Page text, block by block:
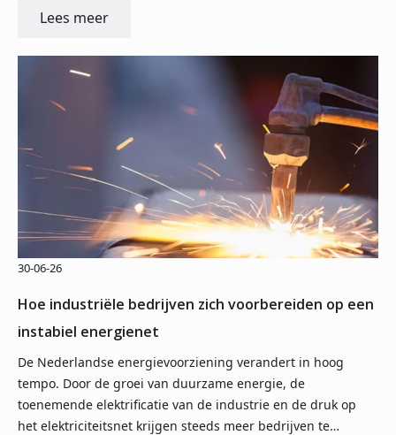
Lees meer
Hoe industriële bedrijven zich voorbereiden op een
instabiel energienet
30-06-26
De Nederlandse energievoorziening verandert in hoog
tempo. Door de groei van duurzame energie, de
toenemende elektrificatie van de industrie en de druk op
het elektriciteitsnet krijgen steeds meer bedrijven te…